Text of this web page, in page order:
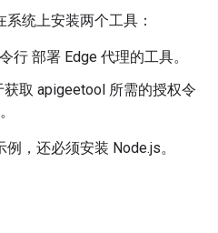
统上安装两个工具：
行 部署 Edge 代理的工具。
获取 apigeetool 所需的授权令
，还必须安装 Node.js。